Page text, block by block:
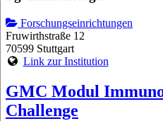
Forschungseinrichtungen
Fruwirthstraße 12
70599 Stuttgart
Link zur Institution
GMC Modul
Challenge